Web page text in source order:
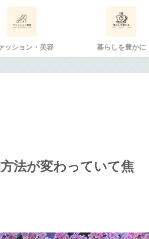
ッション・美容 暮らしを豊かに
法が変わっていて焦